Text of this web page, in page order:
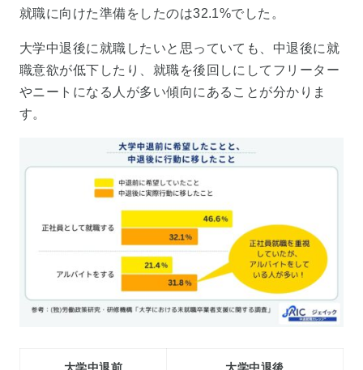
就職に向けた準備をしたのは32.1%でした。
大学中退後に就職したいと思っていても、中退後に就
職意欲が低下したり、就職を後回しにしてフリーター
やニートになる人が多い傾向にあることが分かりま
す。
大学中退前 大学中退後